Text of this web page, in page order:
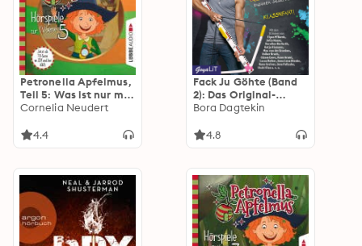
Petronella Apfelmus,
Teil 5: Was ist nur mit
Dornwald los?, Blick in
der Falle
Cornelia Neudert
4.4
Fack Ju Göhte (Band
2): Das Original-
Hörspiel zum Film
Bora Dagtekin
4.8